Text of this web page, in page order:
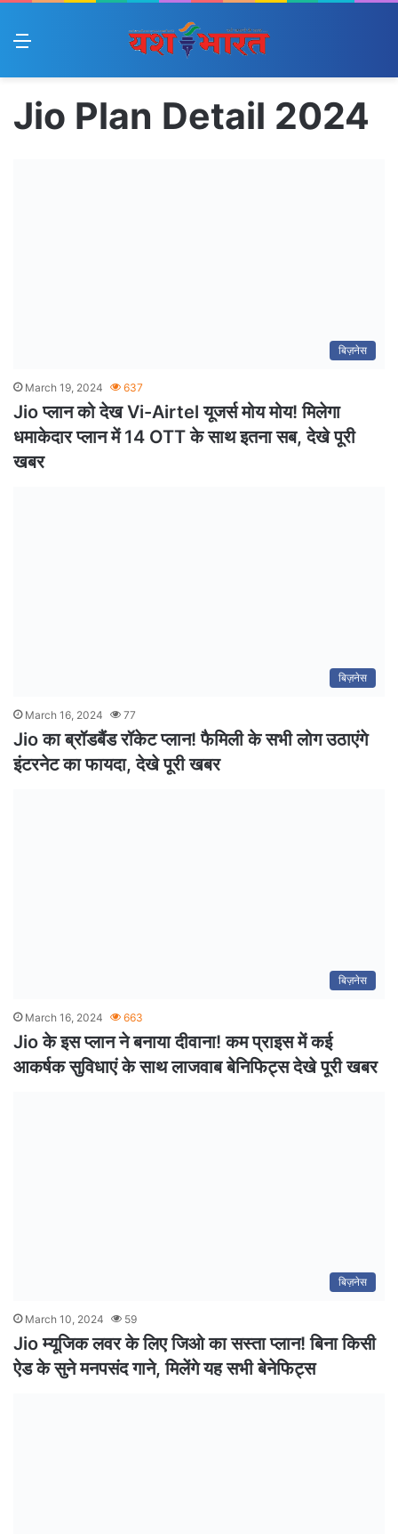
Menu
Jio Plan Detail 2024
बिज़नेस
March 19, 2024 637
Jio प्लान को देख Vi-Airtel यूजर्स मोय मोय! मिलेगा
धमाकेदार प्लान में 14 OTT के साथ इतना सब, देखे पूरी
खबर
बिज़नेस
March 16, 2024 77
Jio का ब्रॉडबैंड रॉकेट प्लान! फैमिली के सभी लोग उठाएंगे
इंटरनेट का फायदा, देखे पूरी खबर
बिज़नेस
March 16, 2024 663
Jio के इस प्लान ने बनाया दीवाना! कम प्राइस में कई
आकर्षक सुविधाएं के साथ लाजवाब बेनिफिट्स देखे पूरी खबर
बिज़नेस
March 10, 2024 59
Jio म्यूजिक लवर के लिए जिओ का सस्ता प्लान! बिना किसी
ऐड के सुने मनपसंद गाने, मिलेंगे यह सभी बेनेफिट्स